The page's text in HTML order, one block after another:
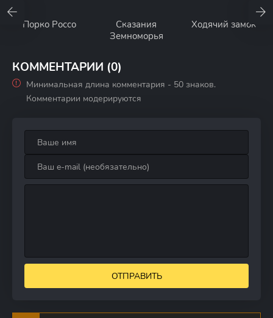
Порко Россо
Сказания
Земноморья
Ходячий замок
КОММЕНТАРИИ (0)
Минимальная длина комментария - 50 знаков.
Комментарии модерируются
ОТПРАВИТЬ